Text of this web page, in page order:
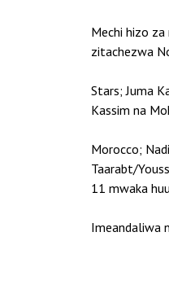
Mechi hizo
zitachezwa
Stars; Juma
Kassim na
Morocco;
Taarabt/
11 mwaka
Imeandaliwa